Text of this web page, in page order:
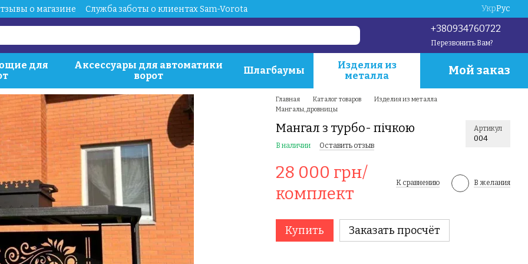
о магазине Служба заботы о клиентах Sam-Vorota УкрРус
+380934760722
Перезвонить Вам?
для
Аксессуары для автоматики
ворот
Шлагбаумы
Изделия из
металла
Мой заказ
Главная Каталог товаров
Изделия из металла
Мангалы, дровницы
Мангал з турбо- пічкою Артикул
004
В наличии Оставить отзыв
28 000 грн/
комплект
К сравнению В желания
Купить Заказать просчёт